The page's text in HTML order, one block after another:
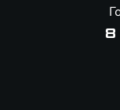
8